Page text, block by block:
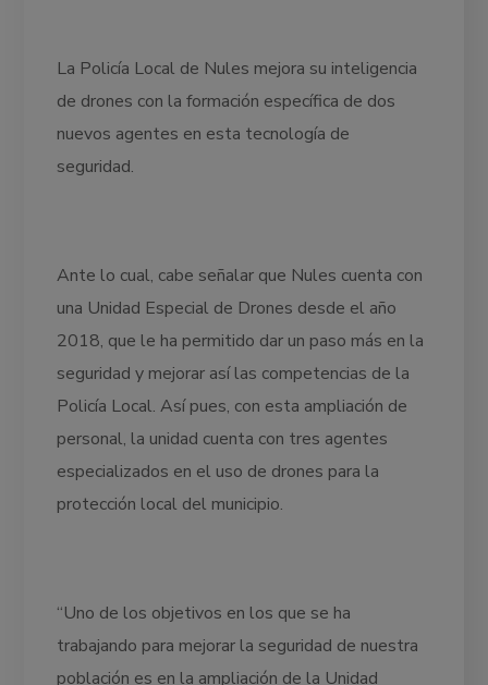
La Policía Local de Nules mejora su inteligencia
de drones con la formación específica de dos
nuevos agentes en esta tecnología de
seguridad.
Ante lo cual, cabe señalar que Nules cuenta con
una Unidad Especial de Drones desde el año
2018, que le ha permitido dar un paso más en la
seguridad y mejorar así las competencias de la
Policía Local. Así pues, con esta ampliación de
personal, la unidad cuenta con tres agentes
especializados en el uso de drones para la
protección local del municipio.
“Uno de los objetivos en los que se ha
trabajando para mejorar la seguridad de nuestra
población es en la ampliación de la Unidad